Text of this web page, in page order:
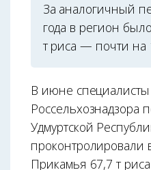
За аналогичный
года в регион
т риса — почти на
В июне
Россельхознадзора
Удмуртской
проконтролировали
Прикамья 67,7 т